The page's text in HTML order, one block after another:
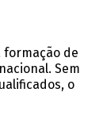
formação de
Sem
o